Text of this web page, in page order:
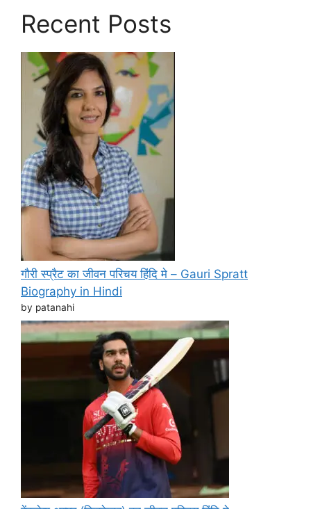
Recent Posts
गौरी स्प्रैट का जीवन परिचय हिंदि मे – Gauri Spratt
Biography in Hindi
by patanahi